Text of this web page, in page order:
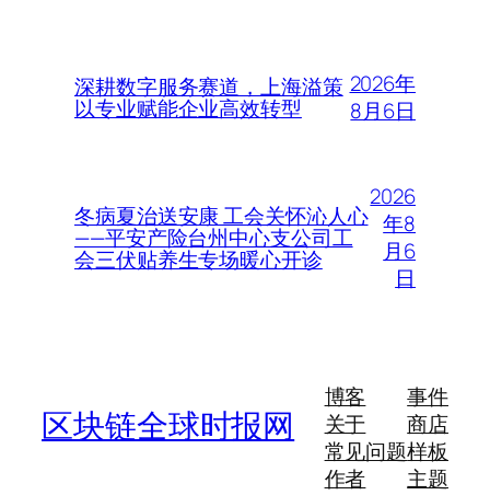
深耕数字服务赛道，上海溢策
以专业赋能企业高效转型
2026年
8月6日
冬病夏治送安康 工会关怀沁人心
——平安产险台州中心支公司工
会三伏贴养生专场暖心开诊
2026
年8
月6
日
区块链全球时报网
博客
关于
常见问题
作者
事件
商店
样板
主题